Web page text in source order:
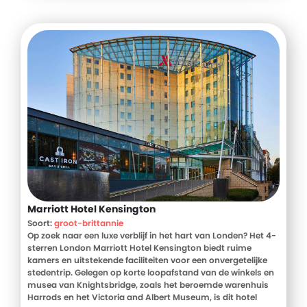
Marriott Hotel Kensington
Soort:groot-brittannie
Op zoek naar een luxe verblijf in het hart van Londen? Het 4-
sterren London Marriott Hotel Kensington biedt ruime
kamers en uitstekende faciliteiten voor een onvergetelijke
stedentrip. Gelegen op korte loopafstand van de winkels en
musea van Knightsbridge, zoals het beroemde warenhuis
Harrods en het Victoria and Albert Museum, is dit hotel